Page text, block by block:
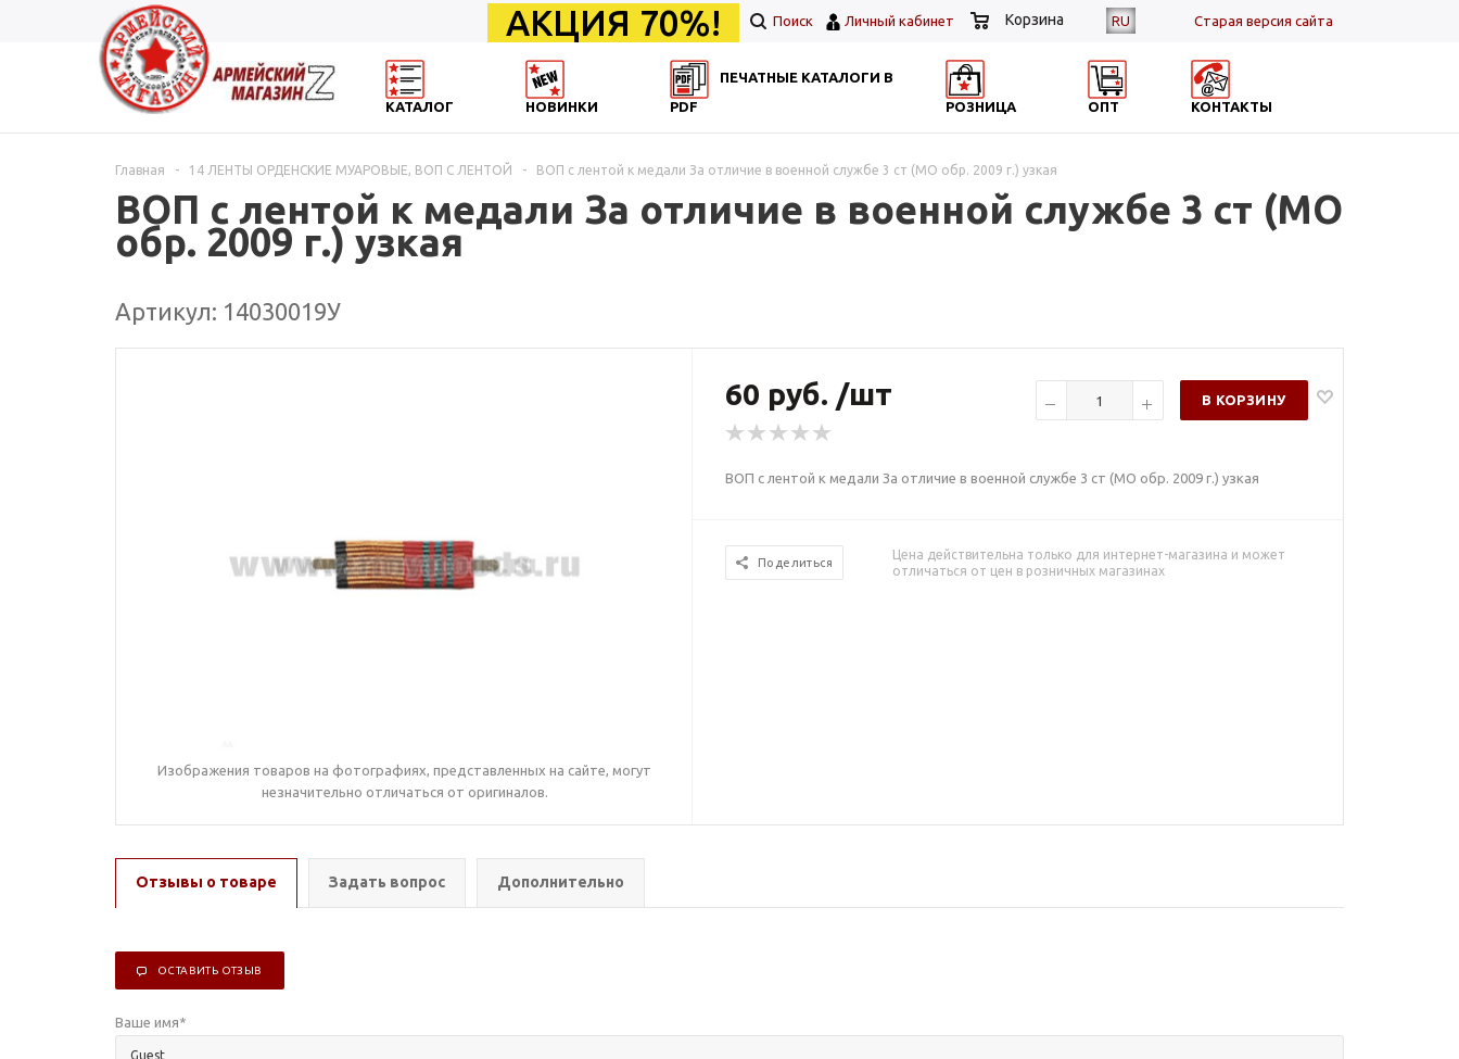
RU Cтарая версия сайта
АКЦИЯ 70%! Поиск Личный кабинет Корзина
КАТАЛОГ НОВИНКИ
ПЕЧАТНЫЕ КАТАЛОГИ В
PDF
РОЗНИЦА ОПТ КОНТАКТЫ
Главная - 14 ЛЕНТЫ ОРДЕНСКИЕ МУАРОВЫЕ, ВОП С ЛЕНТОЙ - ВОП с лентой к медали За отличие в военной службе 3 ст (МО обр. 2009 г.) узкая
ВОП с лентой к медали За отличие в военной службе 3 ст (МО
обр. 2009 г.) узкая
Артикул: 14030019У
Изображения товаров на фотографиях, представленных на сайте, могут
незначительно отличаться от оригиналов.
60 руб. /шт В КОРЗИНУ
ВОП с лентой к медали За отличие в военной службе 3 ст (МО обр. 2009 г.) узкая
Поделиться
Цена действительна только для интернет-магазина и может
отличаться от цен в розничных магазинах
Отзывы о товаре Задать вопрос Дополнительно
ОСТАВИТЬ ОТЗЫВ
Ваше имя*